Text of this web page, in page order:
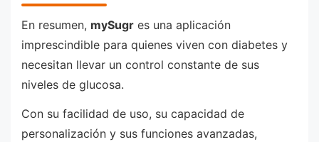
En resumen, mySugr es una aplicación
imprescindible para quienes viven con diabetes y
necesitan llevar un control constante de sus
niveles de glucosa.
Con su facilidad de uso, su capacidad de
personalización y sus funciones avanzadas,